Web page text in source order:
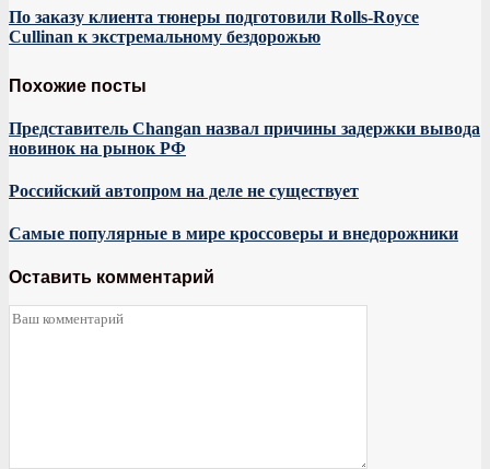
По заказу клиента тюнеры подготовили Rolls-Royce
Cullinan к экстремальному бездорожью
Похожие посты
Представитель Changan назвал причины задержки вывода
новинок на рынок РФ
Российский автопром на деле не существует
Самые популярные в мире кроссоверы и внедорожники
Оставить комментарий